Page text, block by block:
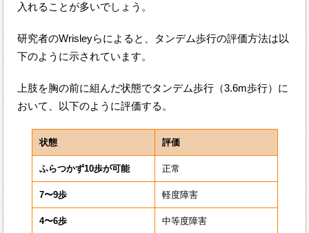
入れることが多いでしょう。
研究者のWrisleyらによると、タンデム歩行の評価方法は以
下のように示されています。
上肢を胸の前に組んだ状態でタンデム歩行（3.6m歩行）に
おいて、以下のように評価する。
状態 評価
ふらつかず10歩が可能 正常
7〜9歩 軽度障害
4〜6歩 中等度障害